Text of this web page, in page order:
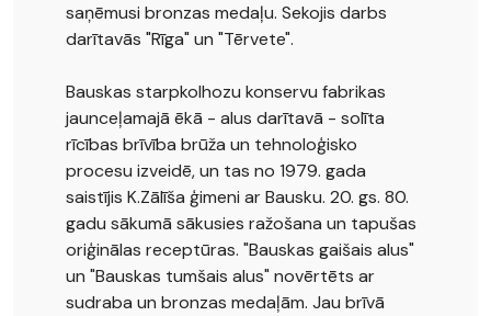
saņēmusi bronzas medaļu. Sekojis darbs
darītavās "Rīga" un "Tērvete".
Bauskas starpkolhozu konservu fabrikas
jaunceļamajā ēkā - alus darītavā - solīta
rīcības brīvība brūža un tehnoloģisko
procesu izveidē, un tas no 1979. gada
saistījis K.Zālīša ģimeni ar Bausku. 20. gs. 80.
gadu sākumā sākusies ražošana un tapušas
oriģinālas receptūras. "Bauskas gaišais alus"
un "Bauskas tumšais alus" novērtēts ar
sudraba un bronzas medaļām. Jau brīvā